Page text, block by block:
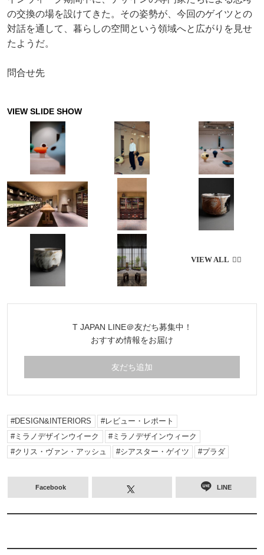
の交換の場を設けてきた。その姿勢が、今回のゲイツとの
対話を通して、暮らしの空間という領域へと広がりを見せ
たようだ。
問合せ先
T JAPAN LINE＠友だち募集中！
おすすめ情報をお届け
友だち追加
DESIGN&INTERIORS
レビュー・レポート
ミラノデザインウイーク
ミラノデザインウィーク
クリス・ヴァン・アッシュ
シアスター・ゲイツ プラダ
Facebook LINE